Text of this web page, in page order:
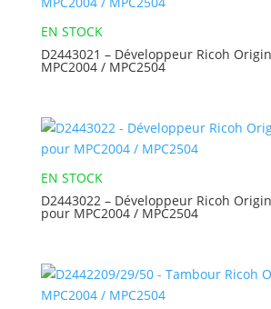
EN STOCK
D2443021 – Développeur Ricoh
MPC2004 / MPC2504
EN STOCK
D2443022 – Développeur Ricoh
pour MPC2004 / MPC2504